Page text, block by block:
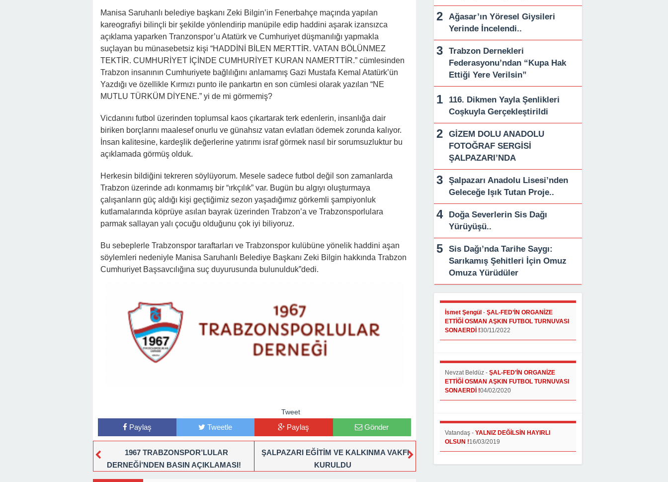
Manisa Saruhanlı belediye başkanı Zeki Bilgin’in Fenerbahçe maçında yapılan
kareografiyi bilinçli bir şekilde yönlendirip manüpile edip haddini aşarak izansızca
açıklama yaparken Tranzonspor’u Atatürk ve Cumhuriyet düşmanılığı yapmakla
suçlayan bu münasebetsiz kişi “HADDİNİ BİLEN MERTTİR. VATAN BÖLÜNMEZ
TEKTİR. CUMHURİYET İÇİNDE CUMHURİYET KURAN NAMERTTİR.” cümlesinden
Trabzon insanının Cumhuriyete bağlılığını anlamamış Gazi Mustafa Kemal Atatürk’ün
Yazdığı ve özellikle Kırmızı punto ile pankartın en son cümlesi olarak yazılan “NE
MUTLU TÜRKÜM DİYENE.” yi de mi görmemiş?
Vicdanını futbol üzerinden toplumsal kaos çıkartarak terk edenlerin, insanlığa dair
biriken borçlarını maalesef onurlu ve günahsız vatan evlatları ödemek zorunda kalıyor.
İnsan kalitesine, kardeşlik değerlerine yatırımı israf görmek nasıl bir sorumsuzluktur bu
açıklamada görmüş olduk.
Herkesin bildiğini tekreren söylüyorum. Mesele sadece futbol değil son zamanlarda
Trabzon üzerinde adı konmamış bir “ırkçılık” var. Bugün bu algıyı oluşturmaya
çalışanların güç aldığı kişi geçtiğimiz sezon yaşadığımız görkemli şampiyonluk
kutlamalarında köprüye asılan bayrak üzerinden Trabzon’a ve Trabzonsporlulara
parmak sallayan yalı çocuğu olduğunu çok iyi biliyoruz.
Bu sebeplerle Trabzonspor taraftarları ve Trabzonspor kulübüne yönelik haddini aşan
söylemleri nedeniyle Manisa Saruhanlı Belediye Başkanı Zeki Bilgin hakkında Trabzon
Cumhuriyet Başsavcılığına suç duyurusunda bulunulduk”dedi.
Tweet
Paylaş Tweetle Paylaş Gönder
1967 TRABZONSPOR’LULAR
DERNEĞİ’NDEN BASIN AÇIKLAMASI!
ŞALPAZARI EĞİTİM VE KALKINMA VAKFI
KURULDU
Ağasar’ın Yöresel Giysileri
Yerinde İncelendi..
Trabzon Dernekleri
Federasyonu’ndan “Kupa Hak
Ettiği Yere Verilsin”
116. Dikmen Yayla Şenlikleri
Coşkuyla Gerçekleştirildi
GİZEM DOLU ANADOLU
FOTOĞRAF SERGİSİ
ŞALPAZARI’NDA
Şalpazarı Anadolu Lisesi’nden
Geleceğe Işık Tutan Proje..
Doğa Severlerin Sis Dağı
Yürüyüşü..
Sis Dağı’nda Tarihe Saygı:
Sarıkamış Şehitleri İçin Omuz
Omuza Yürüdüler
İsmet Şengül - ŞAL-FED’İN ORGANİZE
ETTİĞİ OSMAN AŞKIN FUTBOL TURNUVASI
SONAERDİ !30/11/2022
Nevzat Beldüz - ŞAL-FED’İN ORGANİZE
ETTİĞİ OSMAN AŞKIN FUTBOL TURNUVASI
SONAERDİ !04/02/2020
Vatandaş - YALNIZ DEĞİLSİN HAYIRLI
OLSUN !16/03/2019